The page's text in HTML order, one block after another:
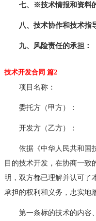
七、※技术情报和资料的
八、技术协作和技术指导
九、风险责任的承担：
技术开发合同 篇2
项目名称：
委托方（甲方）：
开发方（乙方）：
依据《中华人民共和国技
目的技术开发，在协商一致
明，双方都已理解并认可了
承担的权利和义务，忠实地
第一条标的技术的内容、